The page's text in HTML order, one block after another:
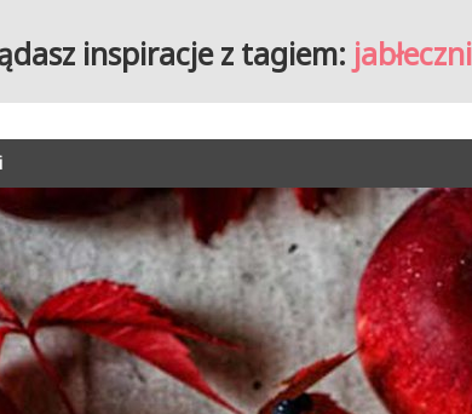
inspiracje z tagiem: